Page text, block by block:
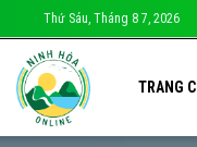
Thứ Sáu, Tháng 8 7, 2026
TRANG